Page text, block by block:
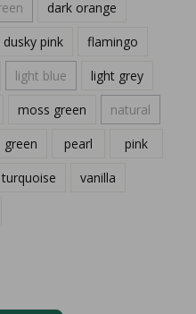
dark orange
dusky pink
flamingo
light blue
light grey
moss green
natural
green pearl
pink
turquoise
vanilla